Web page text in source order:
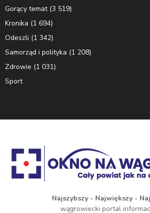
Gorący temat(3 519)
Kronika (1 694)
Odeszli (1 342)
Samorząd i polityka (1 208)
Zdrowie (1 031)
Sport
Najszybszy - Największy -
wągrowiecki portal